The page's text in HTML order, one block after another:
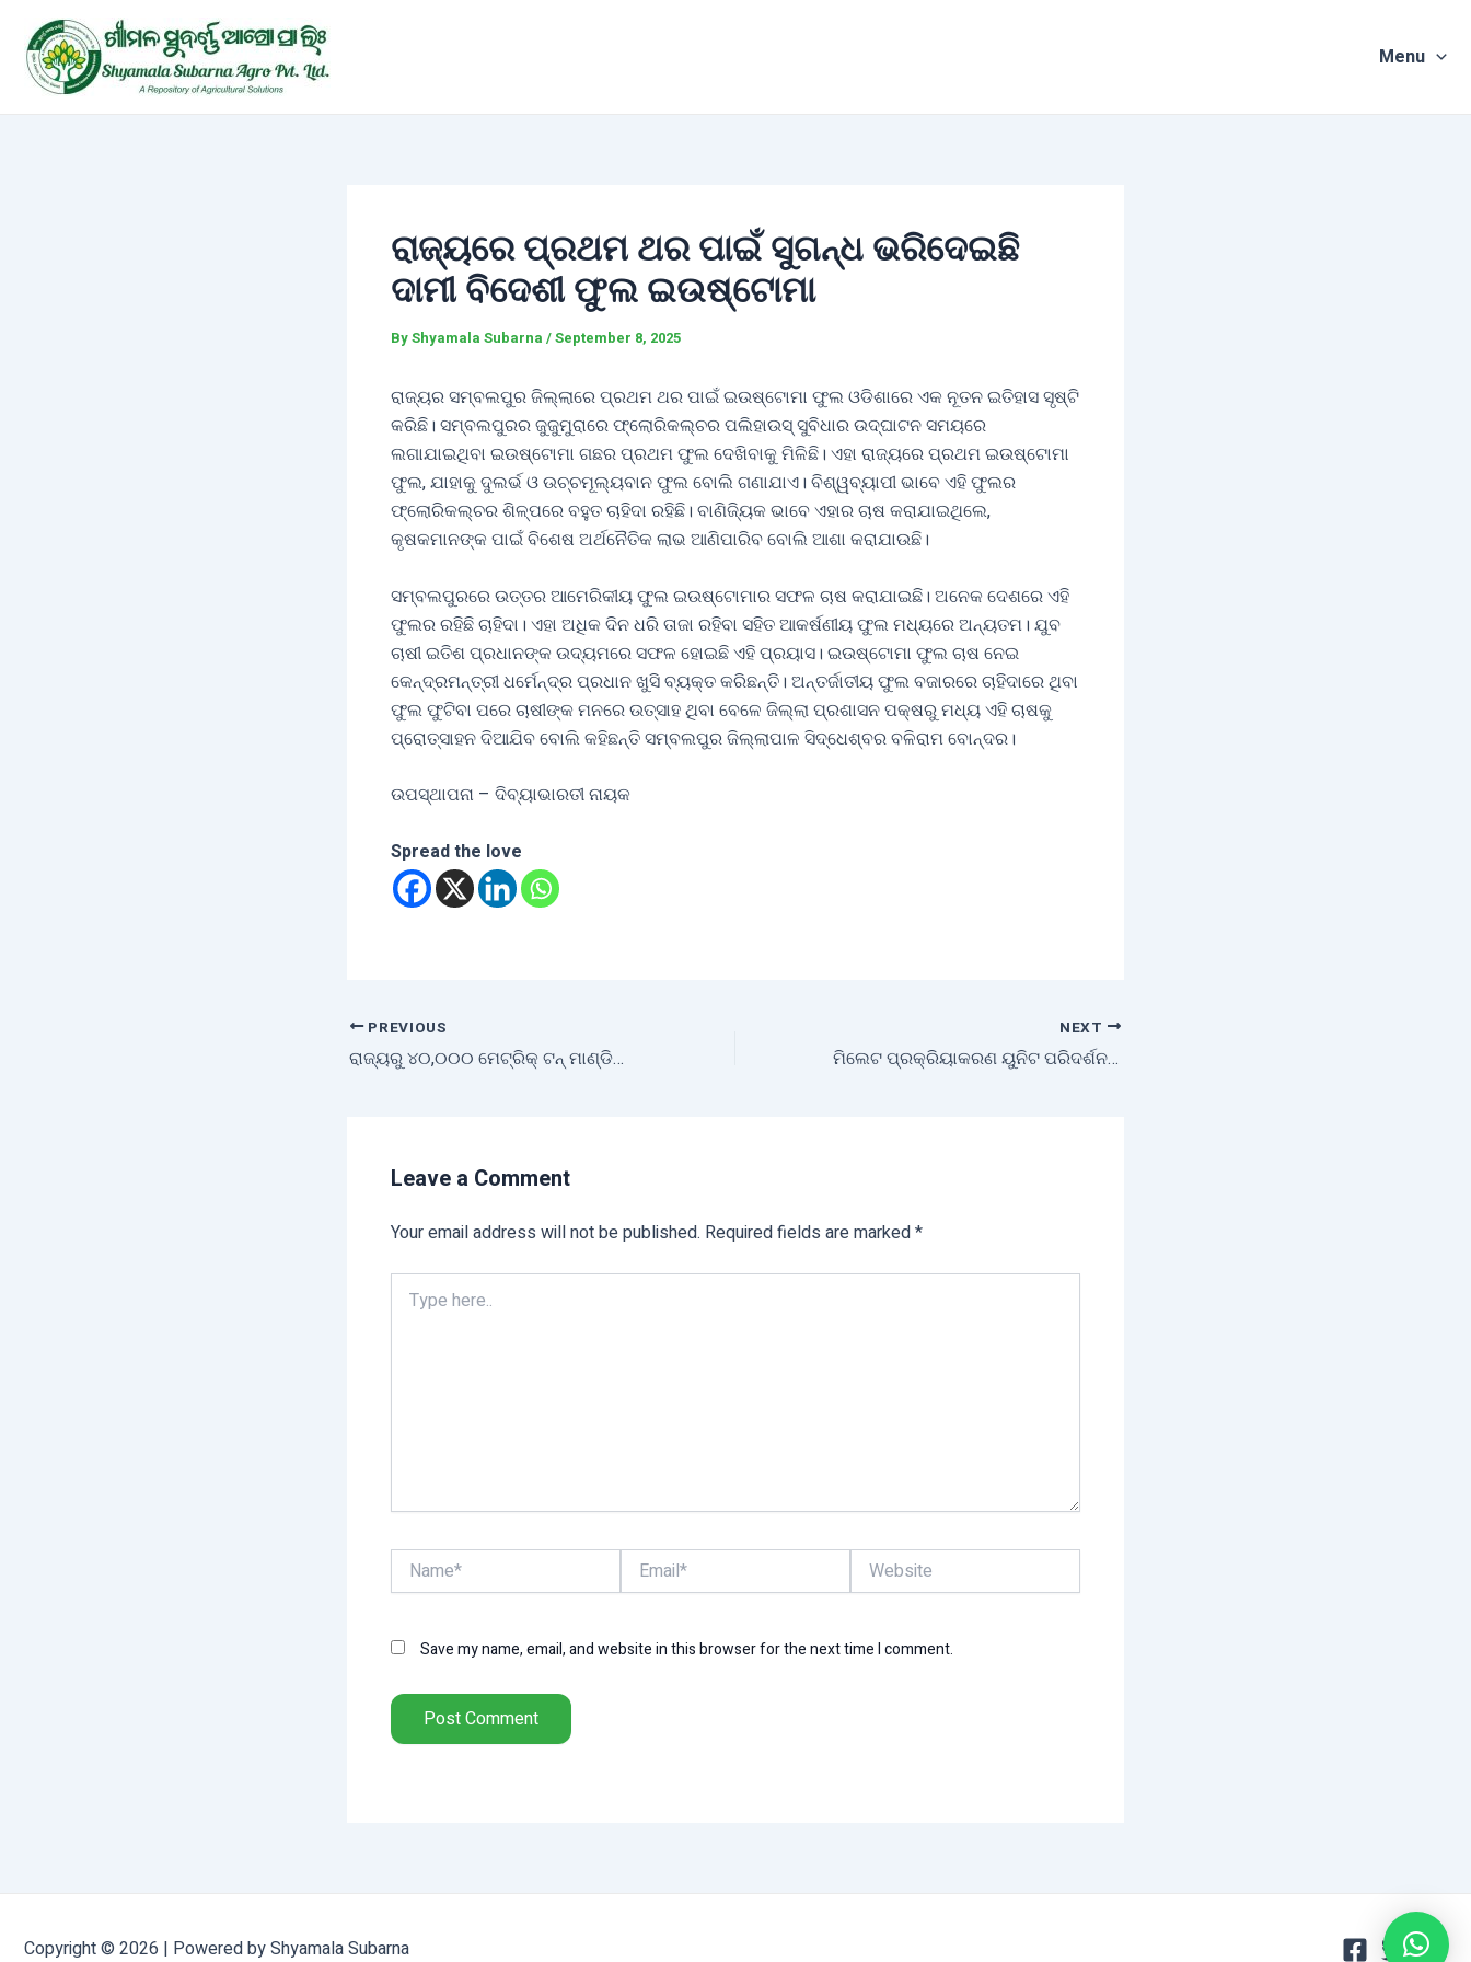
content
Menu
ରାଜ୍ୟରେ ପ୍ରଥମ ଥର ପାଇଁ ସୁଗନ୍ଧ ଭରିଦେଇଛି
ଦାମୀ ବିଦେଶୀ ଫୁଲ ଇଉଷ୍ଟୋମା
ByShyamala Subarna /September 8, 2025
ରାଜ୍ୟର ସମ୍ବଲପୁର ଜିଲ୍ଲାରେ ପ୍ରଥମ ଥର ପାଇଁ ଇଉଷ୍ଟୋମା ଫୁଲ ଓଡିଶାରେ ଏକ ନୂତନ ଇତିହାସ ସୃଷ୍ଟି
କରିଛି। ସମ୍ବଲପୁରର ଜୁଜୁମୁରାରେ ଫ୍ଲୋରିକଲ୍ଚର ପଲିହାଉସ୍ ସୁବିଧାର ଉଦ୍ଘାଟନ ସମୟରେ
ଲଗାଯାଇଥିବା ଇଉଷ୍ଟୋମା ଗଛର ପ୍ରଥମ ଫୁଲ ଦେଖିବାକୁ ମିଳିଛି। ଏହା ରାଜ୍ୟରେ ପ୍ରଥମ ଇଉଷ୍ଟୋମା
ଫୁଲ, ଯାହାକୁ ଦୁଲର୍ଭ ଓ ଉଚ୍ଚମୂଲ୍ୟବାନ ଫୁଲ ବୋଲି ଗଣାଯାଏ। ବିଶ୍ୱବ୍ୟାପୀ ଭାବେ ଏହି ଫୁଲର
ଫ୍ଲୋରିକଲ୍ଚର ଶିଳ୍ପରେ ବହୁତ ଚାହିଦା ରହିଛି। ବାଣିଜ୍ୟିକ ଭାବେ ଏହାର ଚାଷ କରାଯାଇଥିଲେ,
କୃଷକମାନଙ୍କ ପାଇଁ ବିଶେଷ ଅର୍ଥନୈତିକ ଲାଭ ଆଣିପାରିବ ବୋଲି ଆଶା କରାଯାଉଛି।
ସମ୍ବଲପୁରରେ ଉତ୍ତର ଆମେରିକୀୟ ଫୁଲ ଇଉଷ୍ଟୋମାର ସଫଳ ଚାଷ କରାଯାଇଛି। ଅନେକ ଦେଶରେ ଏହି
ଫୁଲର ରହିଛି ଚାହିଦା। ଏହା ଅଧିକ ଦିନ ଧରି ତାଜା ରହିବା ସହିତ ଆକର୍ଷଣୀୟ ଫୁଲ ମଧ୍ୟରେ ଅନ୍ୟତମ। ଯୁବ
ଚାଷୀ ଇତିଶ ପ୍ରଧାନଙ୍କ ଉଦ୍ୟମରେ ସଫଳ ହୋଇଛି ଏହି ପ୍ରୟାସ। ଇଉଷ୍ଟୋମା ଫୁଲ ଚାଷ ନେଇ
କେନ୍ଦ୍ରମନ୍ତ୍ରୀ ଧର୍ମେନ୍ଦ୍ର ପ୍ରଧାନ ଖୁସି ବ୍ୟକ୍ତ କରିଛନ୍ତି। ଅନ୍ତର୍ଜାତୀୟ ଫୁଲ ବଜାରରେ ଚାହିଦାରେ ଥିବା
ଫୁଲ ଫୁଟିବା ପରେ ଚାଷୀଙ୍କ ମନରେ ଉତ୍ସାହ ଥିବା ବେଳେ ଜିଲ୍ଲା ପ୍ରଶାସନ ପକ୍ଷରୁ ମଧ୍ୟ ଏହି ଚାଷକୁ
ପ୍ରୋତ୍ସାହନ ଦିଆଯିବ ବୋଲି କହିଛନ୍ତି ସମ୍ବଲପୁର ଜିଲ୍ଲାପାଳ ସିଦ୍ଧେଶ୍ବର ବଳିରାମ ବୋନ୍ଦର।
ଉପସ୍ଥାପନା – ଦିବ୍ୟାଭାରତୀ ନାୟକ
Spread the love
PREVIOUS
ରାଜ୍ୟରୁ ୪୦,୦୦୦ ମେଟ୍ରିକ୍ ଟନ୍ ମାଣ୍ଡିଆ ସଂଗ୍ରହ କରିବ ଭାରତୀୟ ଖାଦ୍ୟ ନିଗମ
NEXT
ମିଲେଟ ପ୍ରକ୍ରିୟାକରଣ ୟୁନିଟ ପରିଦର୍ଶନ କଲେ ରାଜ୍ୟପାଳ
Leave a Comment
Your email address will not be published. Required fields are marked*
here..
Name* Email* Website
Save my name, email, and website in this browser for the next time I comment.
Copyright © 2026 | Powered by Shyamala Subarna